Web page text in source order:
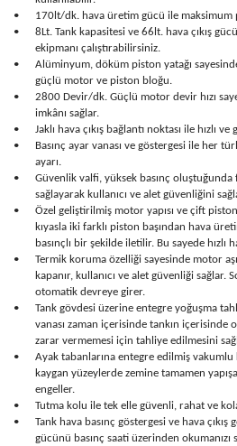
•
170lt/dk. hava üretim gücü ile maksimum
•
8Lt. Tank kapasitesi ve 66lt. hava çıkış
ekipmanı çalıştırabilirsiniz.
•
Alüminyum, döküm piston yatağı sayesinde
güçlü motor ve piston bloğu.
•
2800 Devir/dk. Güçlü motor devir hızı
imkânı sağlar.
•
Jaklı hava çıkış bağlantı noktası ile hızlı
•
Basınç ayar vanası ve göstergesi ile her
ayarı.
•
Güvenlik valfi, yüksek basınç oluştuğunda
sağlayarak kullanıcı ve alet güvenliğini
•
Özel geliştirilmiş motor yapısı ve çift
kıyasla iki farklı piston başından hava
basınçlı bir şekilde iletilir. Bu sayede hızlı
•
Termik koruma özelliği sayesinde motor
kapanır, kullanıcı ve alet güvenliği sağlar.
otomatik devreye girer.
•
Tank gövdesi üzerine entegre yoğuşma
vanası zaman içerisinde tankın içerisinde
zarar vermemesi için tahliye edilmesini
•
Ayak tabanlarına entegre edilmiş
kaygan yüzeylerde zemine tamamen
engeller.
•
Tutma kolu ile tek elle güvenli, rahat ve
•
Tank hava basınç göstergesi ve hava çıkış
gücünü basınç saati üzerinden okumanızı